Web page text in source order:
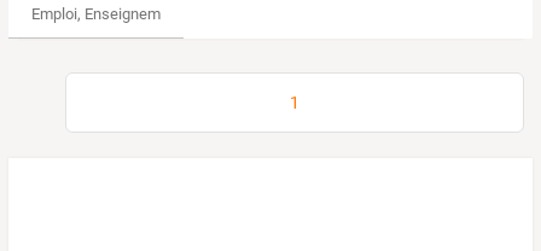
Emploi, Enseignement & Etudes
1